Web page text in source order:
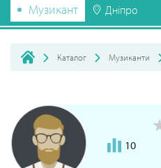
Музикант Дніпро
Каталог Музиканти
10